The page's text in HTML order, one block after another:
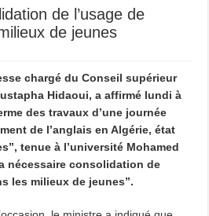
de l’usage de
de jeunes
chargé du Conseil supérieur
Hidaoui, a affirmé lundi à
des travaux d’une journée
de l’anglais en Algérie, état
tenue à l’université Mohamed
nécessaire consolidation de
les milieux de jeunes”.